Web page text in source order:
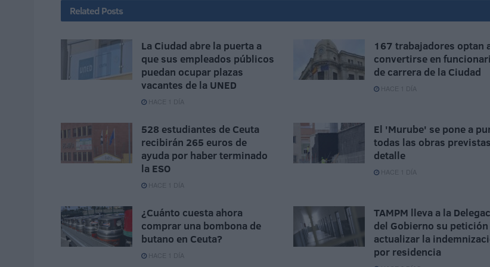
Related Posts
La Ciudad abre la puerta a
que sus empleados públicos
puedan ocupar plazas
vacantes de la UNED
HACE 1 DÍA
167 trabajadores optan
convertirse en
de carrera de la Ciudad
HACE 1 DÍA
528 estudiantes de Ceuta
recibirán 265 euros de
ayuda por haber terminado
la ESO
HACE 1 DÍA
El 'Murube' se pone a
todas las obras
detalle
HACE 1 DÍA
¿Cuánto cuesta ahora
comprar una bombona de
butano en Ceuta?
HACE 1 DÍA
TAMPM lleva a la
del Gobierno su petición
actualizar la
por residencia